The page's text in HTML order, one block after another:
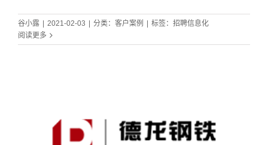
谷小露 | 2021-02-03 | 分类： 客户案例 | 标签： 招聘信息化
阅读更多